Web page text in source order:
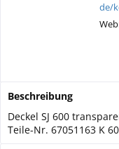
de/
Beschreibung
Deckel SJ 600
Teile-Nr. 67051163 K